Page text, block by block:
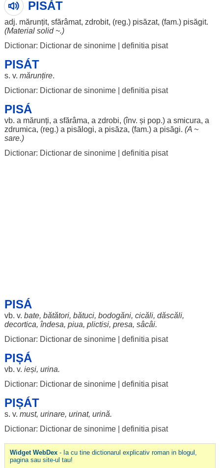
PISÁT
adj. mărunțit, sfărâmat, zdrobit, (reg.) pisăzat, (fam.) pisăgit.
(Material solid~.)
Dictionar: Dictionar de sinonime| definitia pisat
PISÁT
s. v. mărunțire.
Dictionar: Dictionar de sinonime| definitia pisat
PISÁ
vb. a mărunți, a sfărâma, a zdrobi, (înv. și pop.) a smicura, a
zdrumica, (reg.) a pisălogi, a pisăza, (fam.) a pisăgi. (A ~
sare.)
Dictionar: Dictionar de sinonime| definitia pisat
PISÁ
vb. v. bate, bătători, bătuci, bodogăni, cicăli, dăscăli,
decortica, îndesa, piua, plictisi, presa, sâcâi.
Dictionar: Dictionar de sinonime| definitia pisat
PIȘÁ
vb. v. ieși, urina.
Dictionar: Dictionar de sinonime| definitia pisat
PIȘÁT
s. v. must, urinare, urinat, urină.
Dictionar: Dictionar de sinonime| definitia pisat
Widget WebDex- Ia cu tine dictionarul explicativ roman in blogul,
pagina sau site-ul tau!